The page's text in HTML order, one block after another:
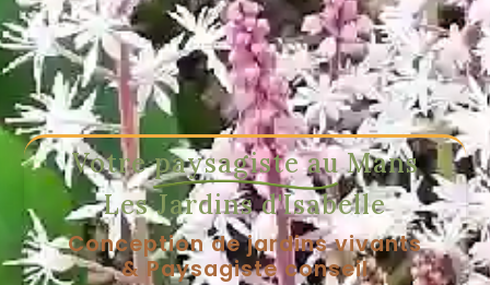
Votre paysagiste au Mans
Les Jardins d'Isabelle
Conception de jardins vivants
& Paysagiste conseil